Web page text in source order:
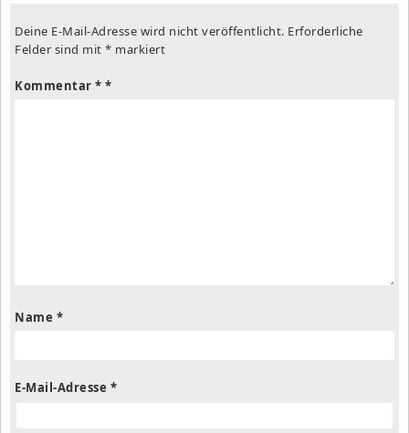
Deine E-Mail-Adresse wird nicht veröffentlicht. Erforderliche
Felder sind mit * markiert
Kommentar *
Name *
E-Mail-Adresse *